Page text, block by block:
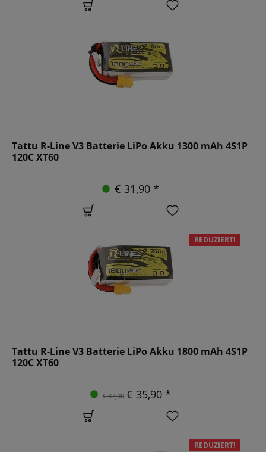
Tattu R-Line V3 Batterie LiPo Akku 1300 mAh 4S1P
120C XT60
€ 31,90 *
REDUZIERT!
Tattu R-Line V3 Batterie LiPo Akku 1800 mAh 4S1P
120C XT60
€ 37,90 € 35,90 *
REDUZIERT!